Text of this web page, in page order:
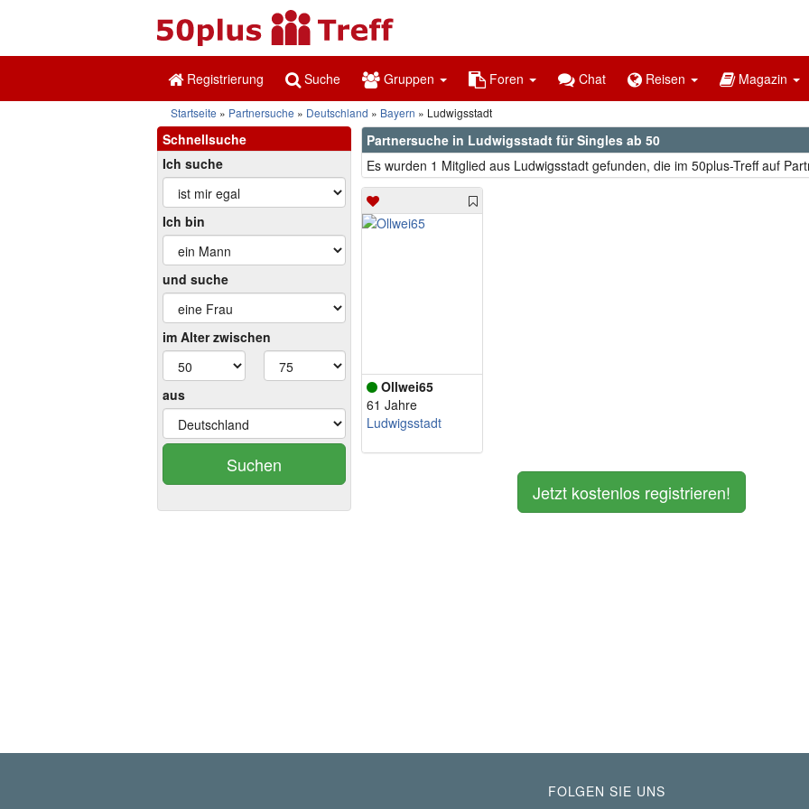
Registrierung Suche Gruppen Foren Chat Reisen Magazin
Startseite Partnersuche Deutschland Bayern Ludwigsstadt
Schnellsuche
Ich suche
Ich bin
und suche
im Alter zwischen
aus
Suchen
Partnersuche in Ludwigsstadt für Singles ab 50
Es wurden 1 Mitglied aus Ludwigsstadt gefunden, die im 50plus-Treff auf
Ollwei65
61 Jahre
Ludwigsstadt
Jetzt kostenlos registrieren!
FOLGEN SIE UNS